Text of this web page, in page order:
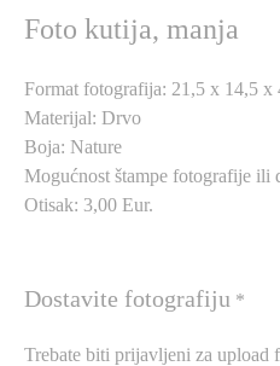
Foto kutija, manja
Format fotografija: 21,5 x 14,5 x
Materijal: Drvo
Boja: Nature
Mogućnost štampe fotografije ili
Otisak: 3,00 Eur.
Dostavite fotografiju *
Trebate biti prijavljeni za upload